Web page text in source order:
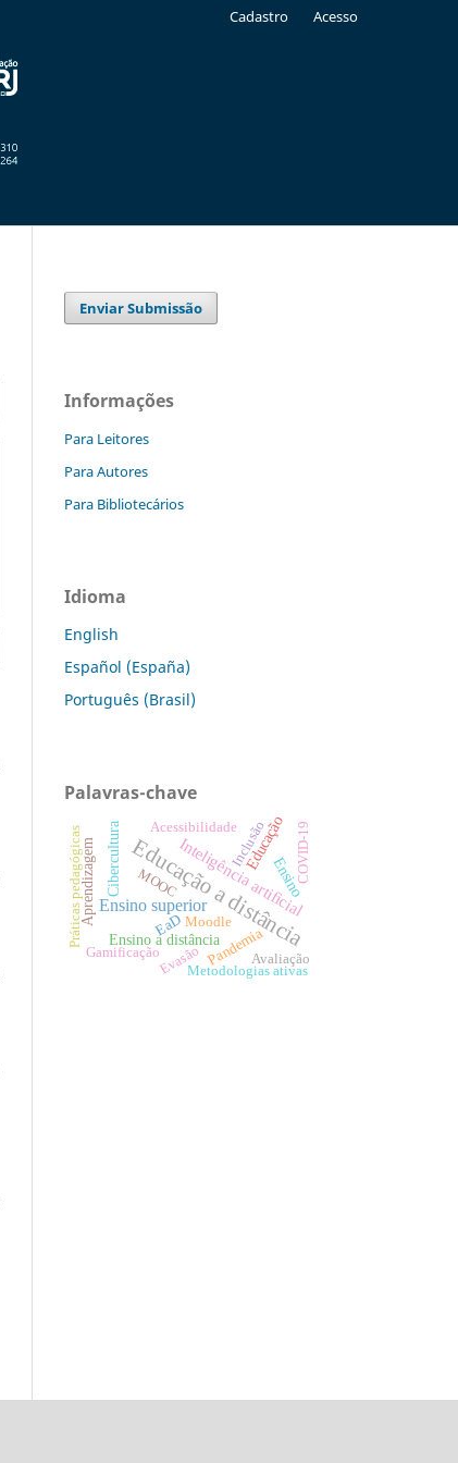
Cadastro Acesso
Enviar Submissão
Informações
Para Leitores
Para Autores
Para Bibliotecários
Idioma
English
Español (España)
Português (Brasil)
Palavras-chave
Educação a distância
Ensino superiorInteligência artificial
Educação
Ensino
Cibercultura
EaD
Ensino a distânciaPandemia
Aprendizagem Inclusão
Práticas pedagógicas Acessibilidade
Gamificação
Metodologias ativas
COVID-19
MOOC
Evasão
Moodle
Avaliação